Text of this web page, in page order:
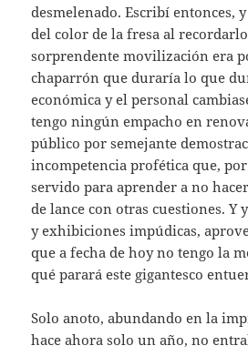
desmelenado. Escribí entonces,
del color de la fresa al
sorprendente movilización era
chaparrón que duraría lo que
económica y el personal
tengo ningún empacho en
público por semejante
incompetencia profética que,
servido para aprender a no
de lance con otras cuestiones. Y
y exhibiciones impúdicas,
que a fecha de hoy no tengo la
qué parará este gigantesco
Solo anoto, abundando en la
hace ahora solo un año, no